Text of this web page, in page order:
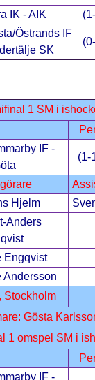
IK - AIK
Östrands IF
SK
1 SM i
IF -
(1-
Hjelm
Anders
Engqvist
Andersson
Stockholm
Gösta
1 omspel SM i
IF -